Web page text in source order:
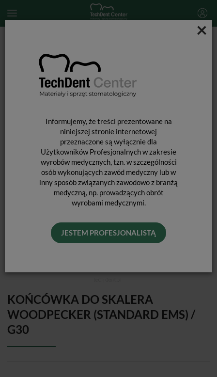
×
Informujemy, że treści prezentowane na
niniejszej stronie internetowej
przeznaczone są wyłącznie dla
Użytkowników Profesjonalnych w zakresie
wyrobów medycznych, tzn. w szczególności
osób wykonujących zawód medyczny lub w
inny sposób związanych zawodowo z branżą
medyczną, np. prowadzących obrót
wyrobami medycznymi.
JESTEM PROFESJONALISTĄ
Końcówka do skalera Woodpecker (standard EMS) / G30
KOŃCÓWKA DO SKALERA
WOODPECKER (STANDARD EMS) /
G30